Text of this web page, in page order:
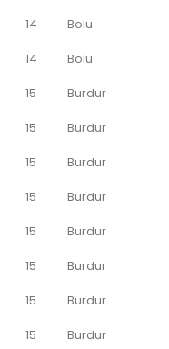
14
Bolu
14
Bolu
15
Burdur
15
Burdur
15
Burdur
15
Burdur
15
Burdur
15
Burdur
15
Burdur
15
Burdur